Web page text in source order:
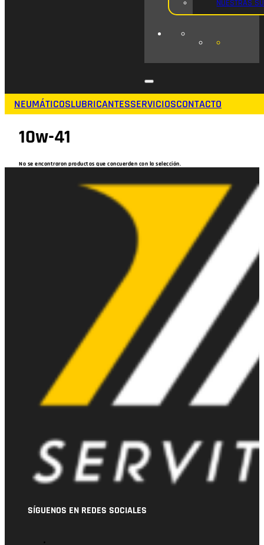
NUESTRAS
NEUMÁTICOSLUBRICANTESSERVICIOSCONTACTO
10w-41
No se encontraron productos que concuerden con la selección.
SÍGUENOS EN REDES SOCIALES